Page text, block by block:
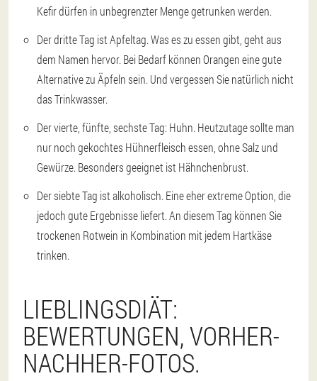
Kefir dürfen in unbegrenzter Menge getrunken werden.
Der dritte Tag ist Apfeltag. Was es zu essen gibt, geht aus
dem Namen hervor. Bei Bedarf können Orangen eine gute
Alternative zu Äpfeln sein. Und vergessen Sie natürlich nicht
das Trinkwasser.
Der vierte, fünfte, sechste Tag: Huhn. Heutzutage sollte man
nur noch gekochtes Hühnerfleisch essen, ohne Salz und
Gewürze. Besonders geeignet ist Hähnchenbrust.
Der siebte Tag ist alkoholisch. Eine eher extreme Option, die
jedoch gute Ergebnisse liefert. An diesem Tag können Sie
trockenen Rotwein in Kombination mit jedem Hartkäse
trinken.
LIEBLINGSDIÄT:
BEWERTUNGEN, VORHER-
NACHHER-FOTOS.